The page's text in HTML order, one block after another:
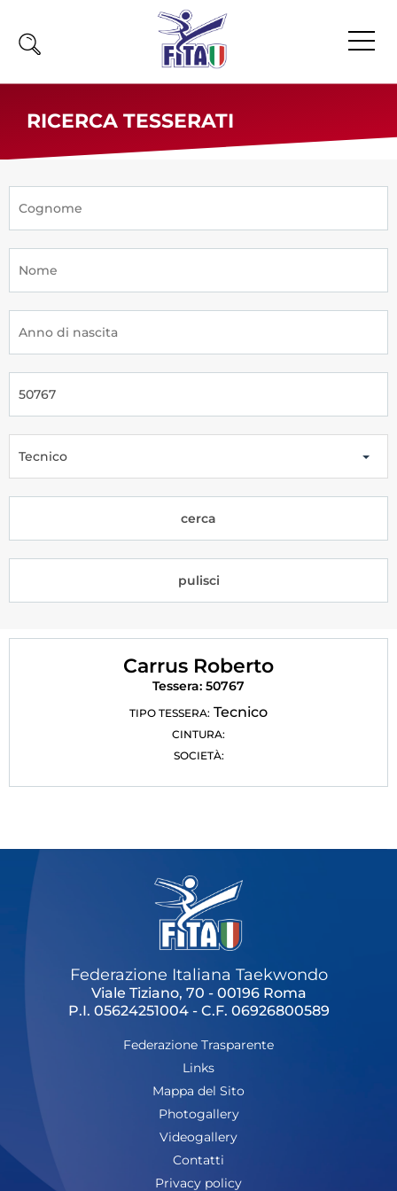
News
Olimpiadi
Atleti Poomsae e Freestyle
Tesseramento
Licenze WT
Formazione
Rivista Olympic Dream
Links
Cookie policy
Feed
Dove siamo
Federazione Trasparente
Fita HUB
RICERCA TESSERATI
Tecnico
cerca
pulisci
Carrus Roberto
Tessera: 50767
TIPO TESSERA: Tecnico
CINTURA:
SOCIETÀ:
Federazione Italiana Taekwondo
Viale Tiziano, 70 - 00196 Roma
P.I. 05624251004 - C.F. 06926800589
Federazione Trasparente
Links
Mappa del Sito
Photogallery
Videogallery
Contatti
Privacy policy